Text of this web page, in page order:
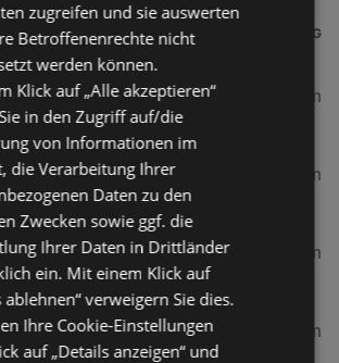
ENTFERNUNG
80, 26506 Norden
34,25 km
Emden
42,06 km
Südbrookmerland
49,84 km
1a, 26789 Leer
66,59 km
zugreifen und sie auswerten
Betroffenenrechte nicht
werden können.
Klick auf „Alle akzeptieren“
in den Zugriff auf/die
von Informationen im
die Verarbeitung Ihrer
Daten zu den
Zwecken sowie ggf. die
Ihrer Daten in Drittländer
ein. Mit einem Klick auf
ablehnen“ verweigern Sie dies.
Ihre Cookie-Einstellungen
auf „Details anzeigen“ und